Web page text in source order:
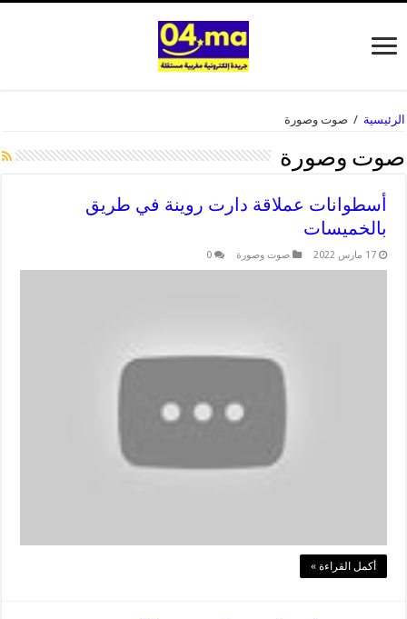
الرئيسية / صوت وصورة
صوت وصورة
أسطوانات عملاقة دارت روينة في طريق
بالخميسات
17 مارس 2022 صوت وصورة 0
أكمل القراءة »